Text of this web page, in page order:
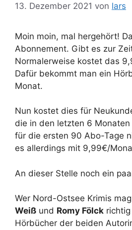
13. Dezember 2021 von lars
Moin moin, mal hergehört!
Abonnement. Gibt es zur
Normalerweise kostet das
Dafür bekommt man ein
Monat.
Nun kostet dies für
die in den letzten 6
für die ersten 90 Abo-Tage
es allerdings mit 9,99€/
An dieser Stelle noch ein
Wer Nord-Ostsee Krimis
Weiß und Romy Fölck
Hörbücher der beiden